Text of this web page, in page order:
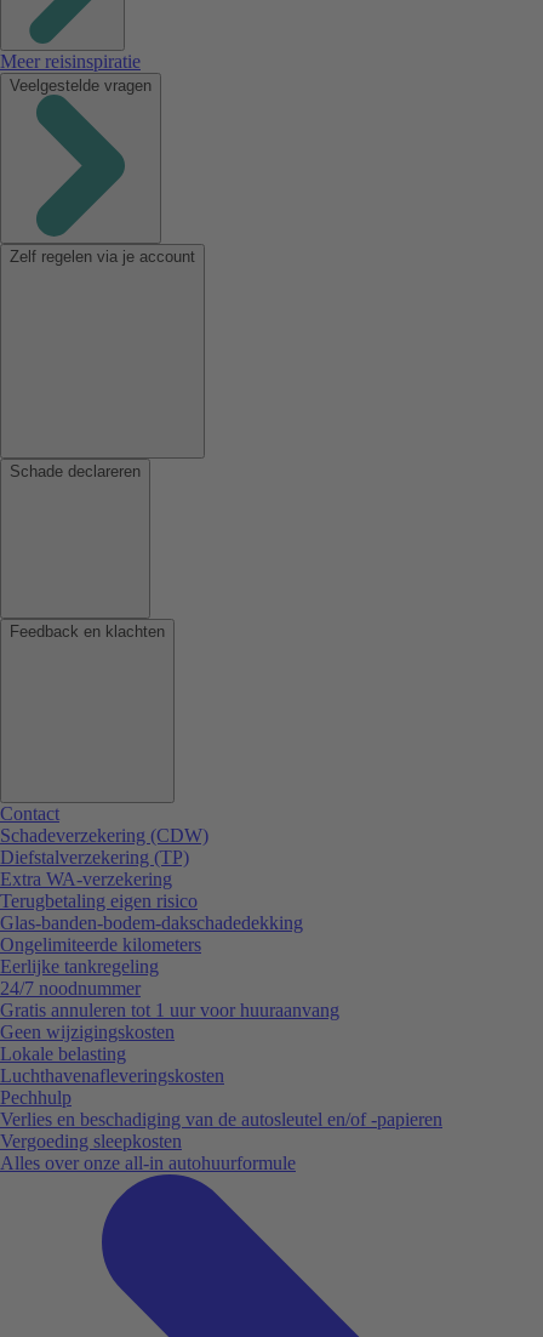
Meer reisinspiratie
Veelgestelde vragen
Zelf regelen via je account
Schade declareren
Feedback en klachten
Contact
Schadeverzekering (CDW)
Diefstalverzekering (TP)
Extra WA-verzekering
Terugbetaling eigen risico
Glas-banden-bodem-dakschadedekking
Ongelimiteerde kilometers
Eerlijke tankregeling
24/7 noodnummer
Gratis annuleren tot 1 uur voor huuraanvang
Geen wijzigingskosten
Lokale belasting
Luchthavenafleveringskosten
Pechhulp
Verlies en beschadiging van de autosleutel en/of -papieren
Vergoeding sleepkosten
Alles over onze all-in autohuurformule